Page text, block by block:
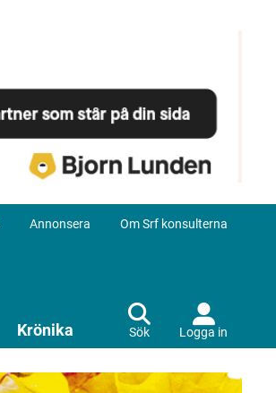
Annonsera Om Srf konsulterna
Krönika Sök Logga in